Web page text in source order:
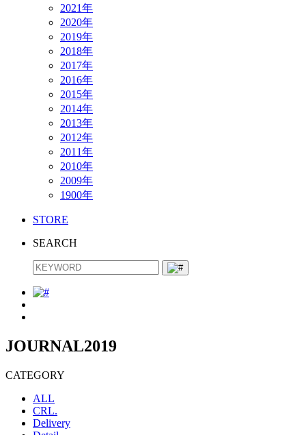
2021年
2020年
2019年
2018年
2017年
2016年
2015年
2014年
2013年
2012年
2011年
2010年
2009年
1900年
STORE
SEARCH
JOURNAL2019
CATEGORY
ALL
CRL.
Delivery